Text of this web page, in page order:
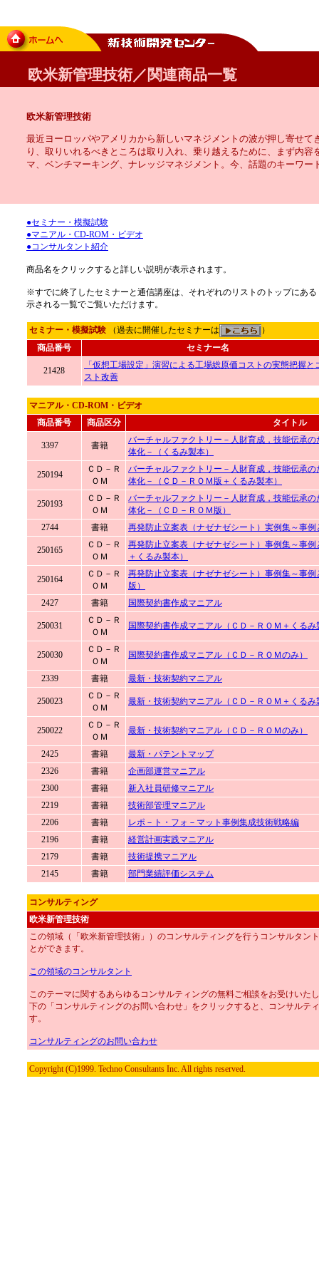
欧米新管理技術／関連商品一覧
欧米新管理技術
最近ヨーロッパやアメリカから新しいマネジメントの波が押し寄せて
り、取りいれるべきところは取り入れ、乗り越えるために、まず内容
マ、ベンチマーキング、ナレッジマネジメント。今、話題のキーワー
●セミナー・模擬試験
●マニアル・CD-ROM・ビデオ
●コンサルタント紹介
商品名をクリックすると詳しい説明が表示されます。
※すでに終了したセミナーと通信講座は、それぞれのリストのトップにあ
示される一覧でご覧いただけます。
セミナー・模擬試験 （過去に開催したセミナーは
）
商品番号
セミナー名
21428
「仮想工場設定」演習による工場総原価コストの実態把握と
スト改善
マニアル・CD-ROM・ビデオ
商品番号
商品区分 タイトル
3397 書籍
バーチャルファクトリー－人財育成，技能伝承
体化－（くるみ製本）
250194
ＣＤ－Ｒ
ＯＭ
バーチャルファクトリー－人財育成，技能伝承
体化－（ＣＤ－ＲＯＭ版＋くるみ製本）
250193
ＣＤ－Ｒ
ＯＭ
バーチャルファクトリー－人財育成，技能伝承
体化－（ＣＤ－ＲＯＭ版）
2744
書籍 再発防止立案表（ナゼナゼシート）実例集～事
250165
ＣＤ－Ｒ
ＯＭ
再発防止立案表（ナゼナゼシート）事例集～事
＋くるみ製本）
250164
ＣＤ－Ｒ
ＯＭ
再発防止立案表（ナゼナゼシート）事例集～事
版）
2427
書籍 国際契約書作成マニアル
250031
ＣＤ－Ｒ
ＯＭ
国際契約書作成マニアル（ＣＤ－ＲＯＭ＋くるみ
250030
ＣＤ－Ｒ
ＯＭ
国際契約書作成マニアル（ＣＤ－ＲＯＭのみ）
2339 書籍 最新・技術契約マニアル
250023
ＣＤ－Ｒ
ＯＭ
最新・技術契約マニアル（ＣＤ－ＲＯＭ＋くるみ
250022
ＣＤ－Ｒ
ＯＭ
最新・技術契約マニアル（ＣＤ－ＲＯＭのみ）
2425 書籍
最新・パテントマップ
2326
書籍
企画部運営マニアル
2300
書籍
新入社員研修マニアル
2219
書籍
技術部管理マニアル
2206
書籍
レポ－ト・フォ－マット事例集成技術戦略編
2196
書籍
経営計画実践マニアル
2179
書籍
技術提携マニアル
2145
書籍 部門業績評価システム
コンサルティング
欧米新管理技術
この領域（「欧米新管理技術」）のコンサルティングを行うコンサルタン
とができます。
この領域のコンサルタント
このテーマに関するあらゆるコンサルティングの無料ご相談をお受けいた
下の「コンサルティングのお問い合わせ」をクリックすると、コンサルテ
す。
コンサルティングのお問い合わせ
Copyright (C)1999. Techno Consultants Inc. All rights reserved.